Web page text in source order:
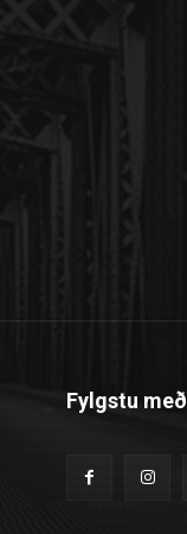
Fylgstu með